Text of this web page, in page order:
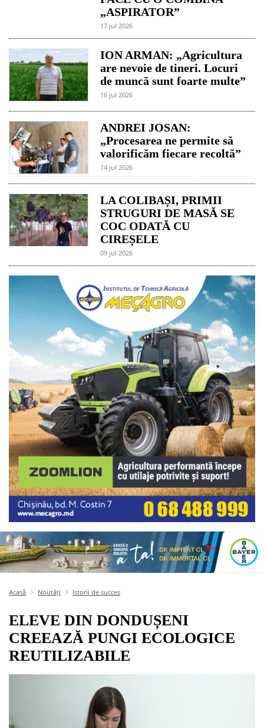
„ASPIRATOR”
17 jul 2026
ION ARMAN: „Agricultura
are nevoie de tineri. Locuri
de muncă sunt foarte multe”
16 jul 2026
ANDREI JOSAN:
„Procesarea ne permite să
valorificăm fiecare recoltă”
14 jul 2026
LA COLIBAȘI, PRIMII
STRUGURI DE MASĂ SE
COC ODATĂ CU
CIREȘELE
09 jul 2026
Acasă Noutăți Istorii de succes
ELEVE DIN DONDUȘENI
CREEAZĂ PUNGI ECOLOGICE
REUTILIZABILE